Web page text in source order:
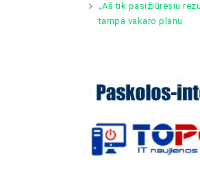
„Aš tik pasižiūrėsiu
tampa vakaro planu